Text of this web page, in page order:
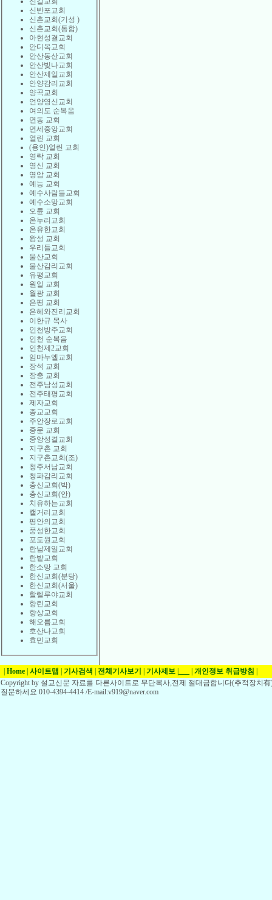
신반포교회
신촌교회(기성 )
신촌교회(통합)
아현성결교회
안디옥교회
안산동산교회
안산빛나교회
안산제일교회
안양감리교회
양곡교회
언양영신교회
여의도 순복음
연동 교회
연세중앙교회
열린 교회
(용인)열린 교회
영락 교회
영신 교회
영암 교회
예능 교회
예수사람들교회
예수소망교회
오륜 교회
온누리교회
온유한교회
왕성 교회
우리들교회
울산교회
울산감리교회
유평교회
원일 교회
월광 교회
은평 교회
은혜와진리교회
이한규 목사
인천방주교회
인천 순복음
인천제2교회
임마누엘교회
장석 교회
장충 교회
전주남성교회
전주태평교회
제자교회
종교교회
주안장로교회
중문 교회
중앙성결교회
지구촌 교회
지구촌교회(조)
청주서남교회
청파감리교회
충신교회(박)
충신교회(안)
치유하는교회
캘거리교회
평안의교회
풍성한교회
포도원교회
한남제일교회
한밭교회
한소망 교회
한신교회(분당)
한신교회(서울)
할렐루야교회
향린교회
향상교회
해오름교회
호산나교회
효민교회
Home 사이트맵 기사검색 전체기사보기 기사제보 개인정보 취급방침
Copyright by 설교신문 자료를 다른사이트로 무단복사,전제 절대금합니다(추적장치
질문하세요 010-4394-4414 /E-mail:v919@naver.com